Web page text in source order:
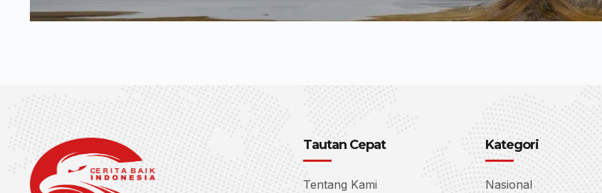
Tautan Cepat
Tentang Kami
Kategori
Nasional